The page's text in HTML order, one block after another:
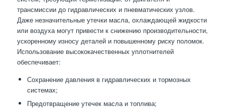
трансмиссии до гидравлических и пневматических узлов.
Даже незначительные утечки масла, охлаждающей жидкости
или воздуха могут привести к снижению производительности,
ускоренному износу деталей и повышенному риску поломок.
Использование высококачественных уплотнителей
обеспечивает:
Сохранение давления в гидравлических и тормозных
системах;
Предотвращение утечек масла и топлива;